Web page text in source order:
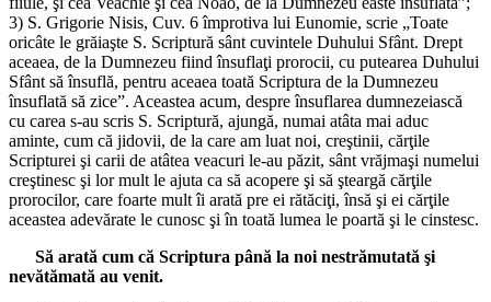
3) S. Grigorie Nisis, Cuv. 6 împrotiva lui Eunomie, scrie „Toate
oricâte le grăiaşte S. Scriptură sânt cuvintele Duhului Sfânt. Drept
aceaea, de la Dumnezeu fiind însuflaţi prorocii, cu putearea Duhului
Sfânt să însuflă, pentru aceaea toată Scriptura de la Dumnezeu
însuflată să zice”. Aceastea acum, despre însuflarea dumnezeiască
cu carea s-au scris S. Scriptură, ajungă, numai atâta mai aduc
aminte, cum că jidovii, de la care am luat noi, creştinii, cărţile
Scripturei şi carii de atâtea veacuri le-au păzit, sânt vrăjmaşi numelui
creştinesc şi lor mult le ajuta ca să acopere şi să şteargă cărţile
prorocilor, care foarte mult îi arată pre ei rătăciţi, însă şi ei cărţile
aceastea adevărate le cunosc şi în toată lumea le poartă şi le cinstesc.
Să arată cum că Scriptura până la noi nestrămutată şi
nevătămată au venit.